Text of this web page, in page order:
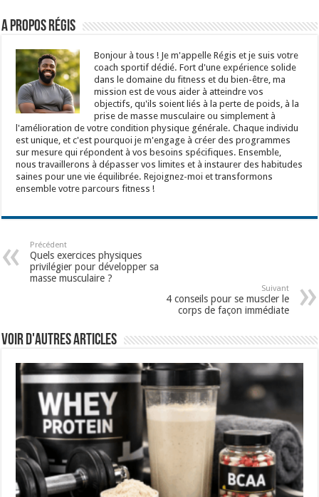
A propos Régis
Bonjour à tous ! Je m'appelle Régis et je suis votre
coach sportif dédié. Fort d'une expérience solide
dans le domaine du fitness et du bien-être, ma
mission est de vous aider à atteindre vos
objectifs, qu'ils soient liés à la perte de poids, à la
prise de masse musculaire ou simplement à
l'amélioration de votre condition physique générale. Chaque individu
est unique, et c'est pourquoi je m'engage à créer des programmes
sur mesure qui répondent à vos besoins spécifiques. Ensemble,
nous travaillerons à dépasser vos limites et à instaurer des habitudes
saines pour une vie équilibrée. Rejoignez-moi et transformons
ensemble votre parcours fitness !
Précédent
Quels exercices physiques
privilégier pour développer sa
masse musculaire ?
Suivant
4 conseils pour se muscler le
corps de façon immédiate
Voir d'autres articles